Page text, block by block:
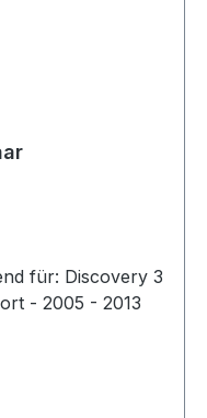
3
- 2005 - 2013